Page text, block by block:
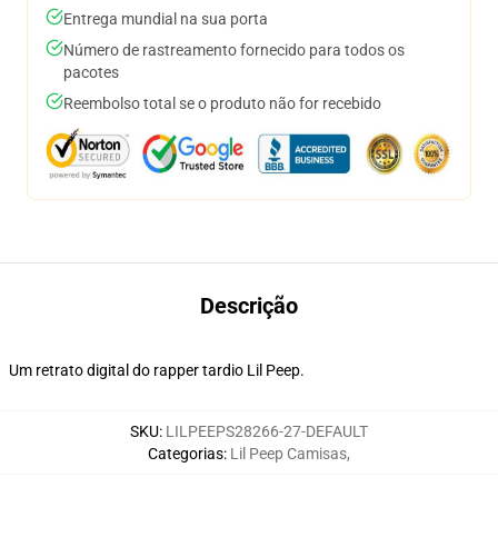
Entrega mundial na sua porta
Número de rastreamento fornecido para todos os
pacotes
Reembolso total se o produto não for recebido
Descrição
Um retrato digital do rapper tardio Lil Peep.
SKU: LILPEEPS28266-27-DEFAULT
Categorias: Lil Peep Camisas,